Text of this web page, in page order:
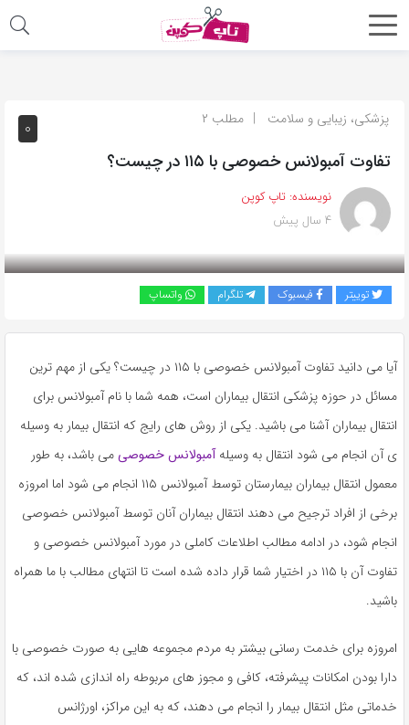
اشتراک
از
روش‌های
زیر
می‌توانید
این
صفحه
با
دوستان
خود
بگذارید.
لینک
۰ پزشکی، زیبایی و سلامت مطلب ۲
تفاوت آمبولانس خصوصی با ۱۱۵ در چیست؟
نویسنده: تاپ کوپن
۴ سال پیش
توییتر فیسبوک تلگرام واتساپ
آیا می دانید تفاوت آمبولانس خصوصی با ۱۱۵ در چیست؟ یکی از مهم ترین
مسائل در حوزه پزشکی انتقال بیماران است، همه شما با نام آمبولانس برای
انتقال بیماران آشنا می باشید. یکی از روش ‌های رایج که انتقال بیمار به وسیله
ی آن انجام می شود انتقال به وسیلهآمبولانس خصوصیمی باشد، به طور
معمول انتقال بیماران بیمارستان توسط آمبولانس ۱۱۵ انجام می شود اما امروزه
برخی از افراد ترجیح می دهند انتقال بیماران آنان توسط آمبولانس خصوصی
انجام شود، در ادامه مطالب اطلاعات کاملی در مورد آمبولانس خصوصی و
تفاوت آن با ۱۱۵ در اختیار شما قرار داده شده است تا انتهای مطالب با ما همراه
باشید.
امروزه برای خدمت رسانی بیشتر به مردم مجموعه ‌هایی به صورت خصوصی با
دارا بودن امکانات پیشرفته، کافی و مجوز های مربوطه راه اندازی شده اند، که
خدماتی مثل انتقال بیمار را انجام می دهند، که به این مراکز، اورژانس